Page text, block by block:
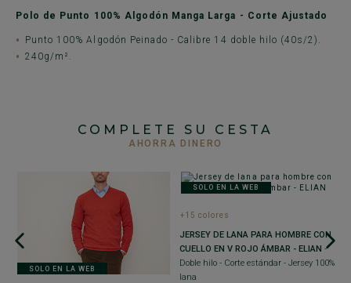
Polo de Punto 100% Algodón Manga Larga - Corte Ajustado
Punto 100% Algodón Peinado - Calibre 14 doble hilo (40s/2).
240g/m².
COMPLETE SU CESTA
AHORRA DINERO
SOLO EN LA WEB
SOLO EN LA WEB
+15 colores
JERSEY DE LANA PARA HOMBRE CON
CUELLO EN V ROJO ÁMBAR - ELIAN -
Doble hilo - Corte estándar - Jersey 100%
lana